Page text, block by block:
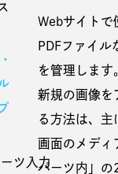
ツ入力
Webサイトで
PDFファイル
を管理します
新規の画像を
る方法は、主
画面のメディ
パーツ内」の